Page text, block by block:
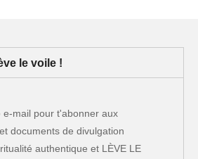
le voile !
e-mail pour t'abonner aux
documents de divulgation
authentique et LÈVE LE